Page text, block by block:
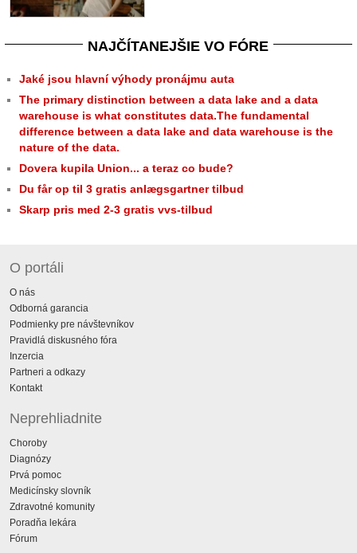
NAJČÍTANEJŠIE VO FÓRE
Jaké jsou hlavní výhody pronájmu auta
The primary distinction between a data lake and a data
warehouse is what constitutes data.The fundamental
difference between a data lake and data warehouse is the
nature of the data.
Dovera kupila Union... a teraz co bude?
Du får op til 3 gratis anlægsgartner tilbud
Skarp pris med 2-3 gratis vvs-tilbud
O portáli
O nás
Odborná garancia
Podmienky pre návštevníkov
Pravidlá diskusného fóra
Inzercia
Partneri a odkazy
Kontakt
Neprehliadnite
Choroby
Diagnózy
Prvá pomoc
Medicínsky slovník
Zdravotné komunity
Poradňa lekára
Fórum